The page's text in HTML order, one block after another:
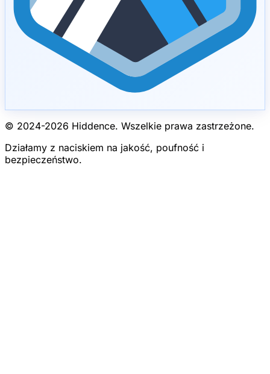
© 2024-2026 Hiddence. Wszelkie prawa zastrzeżone.
Działamy z naciskiem na jakość, poufność i
bezpieczeństwo.